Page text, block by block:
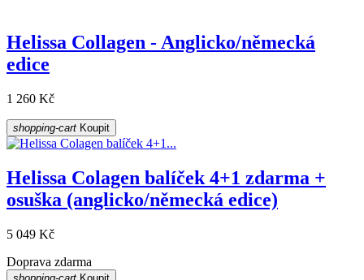
Helissa Collagen - Anglicko/německá
edice
1 260 Kč
shopping-cart Koupit
Helissa Colagen balíček 4+1 zdarma +
osuška (anglicko/německá edice)
5 049 Kč
Doprava zdarma